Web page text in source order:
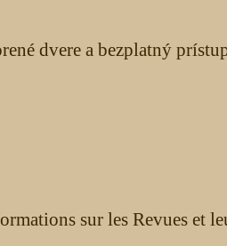
dvere a bezplatný
sur les Revues et